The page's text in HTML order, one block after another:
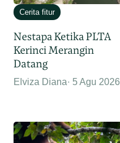
Cerita fitur
Nestapa Ketika PLTA
Kerinci Merangin
Datang
Elviza Diana 5 Agu 2026